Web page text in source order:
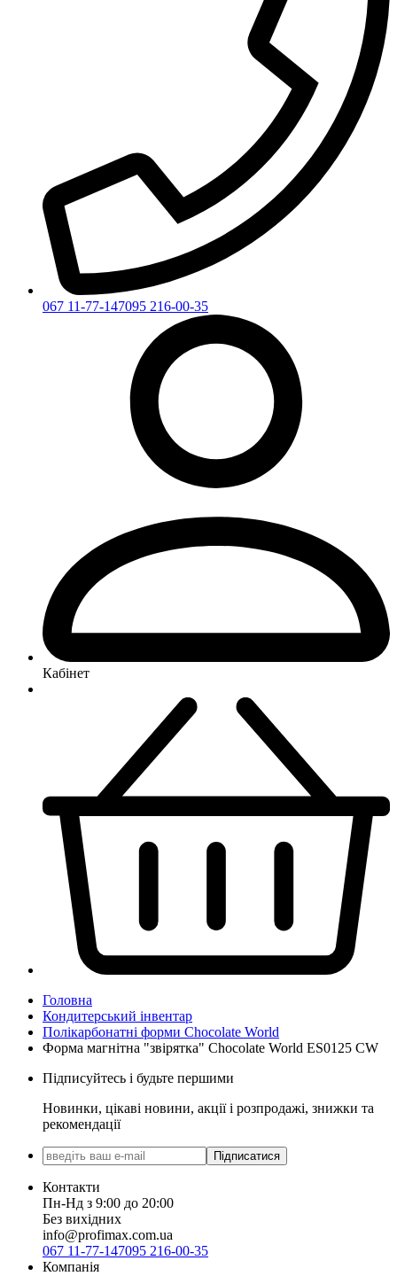
067 11-77-147095 216-00-35
Кабінет
Головна
Кондитерський інвентар
Полікарбонатні форми Chocolate World
Форма магнітна "звірятка" Chocolate World ES0125 CW
Підписуйтесь і будьте першими
Новинки, цікаві новини, акції і розпродажі, знижки та
рекомендації
Підписатися
Контакти
Пн-Нд з 9:00 до 20:00
Без вихідних
info@profimax.com.ua
067 11-77-147095 216-00-35
Компанія